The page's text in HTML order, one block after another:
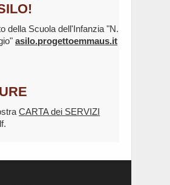
della Scuola dell'Infanzia "N.
asilo.progettoemmaus.it
CARTA dei SERVIZI